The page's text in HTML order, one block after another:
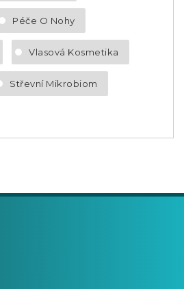
Péče O Nohy
Vlasová Kosmetika
Střevní Mikrobiom